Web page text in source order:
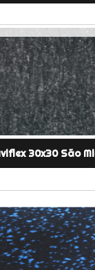
30x30 São